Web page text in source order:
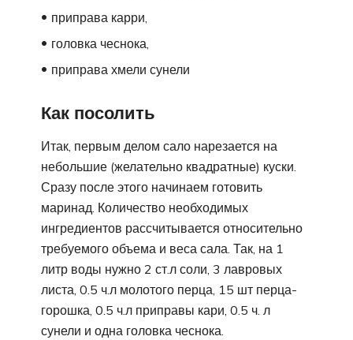
приправа карри,
головка чеснока,
приправа хмели сунели
Как посолить
Итак, первым делом сало нарезается на
небольшие (желательно квадратные) куски.
Сразу после этого начинаем готовить
маринад. Количество необходимых
ингредиентов рассчитывается относительно
требуемого объема и веса сала. Так, на 1
литр воды нужно 2 ст.л соли, 3 лавровых
листа, 0.5 ч.л молотого перца, 15 шт перца-
горошка, 0.5 ч.л приправы кари, 0.5 ч. л
сунели и одна головка чеснока.